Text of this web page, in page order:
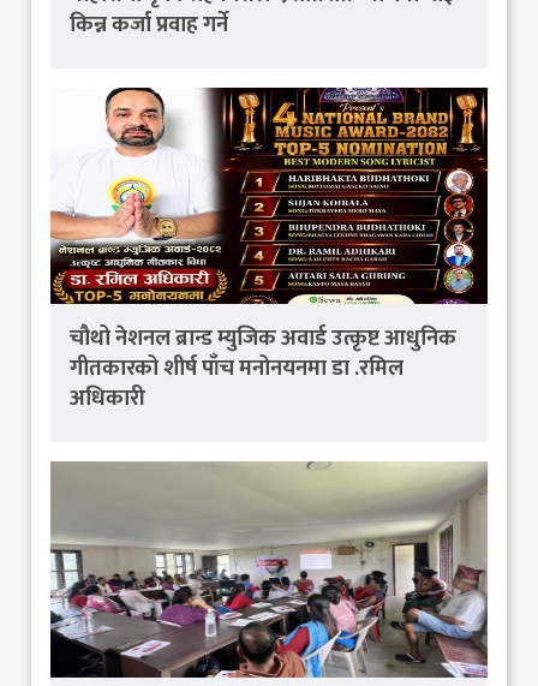
किन्न कर्जा प्रवाह गर्ने
चौथो नेशनल ब्रान्ड म्युजिक अवार्ड उत्कृष्ट आधुनिक
गीतकारको शीर्ष पाँच मनोनयनमा डा .रमिल
अधिकारी